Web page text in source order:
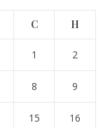
С Н
1 2
8 9
15 16